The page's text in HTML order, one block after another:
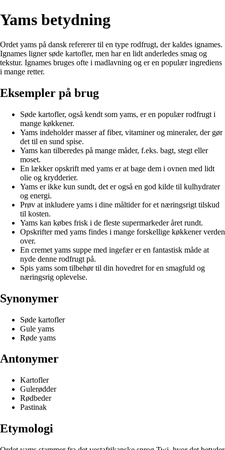
Yams betydning
Ordet yams på dansk refererer til en type rodfrugt, der kaldes ignames.
Ignames ligner søde kartofler, men har en lidt anderledes smag og
tekstur. Ignames bruges ofte i madlavning og er en populær ingrediens
i mange retter.
Eksempler på brug
Søde kartofler, også kendt som yams, er en populær rodfrugt i
mange køkkener.
Yams indeholder masser af fiber, vitaminer og mineraler, der gør
det til en sund spise.
Yams kan tilberedes på mange måder, f.eks. bagt, stegt eller
moset.
En lækker opskrift med yams er at bage dem i ovnen med lidt
olie og krydderier.
Yams er ikke kun sundt, det er også en god kilde til kulhydrater
og energi.
Prøv at inkludere yams i dine måltider for et næringsrigt tilskud
til kosten.
Yams kan købes frisk i de fleste supermarkeder året rundt.
Opskrifter med yams findes i mange forskellige køkkener verden
over.
En cremet yams suppe med ingefær er en fantastisk måde at
nyde denne rodfrugt på.
Spis yams som tilbehør til din hovedret for en smagfuld og
næringsrig oplevelse.
Synonymer
Søde kartofler
Gule yams
Røde yams
Antonymer
Kartofler
Gulerødder
Rødbeder
Pastinak
Etymologi